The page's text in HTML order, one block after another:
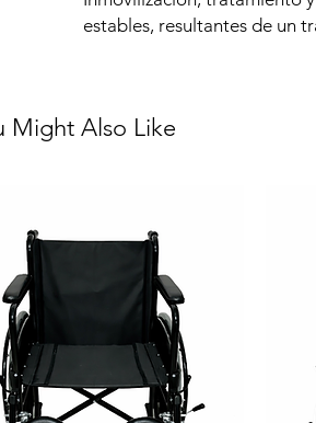
estables, resultantes de un
Might Also Like